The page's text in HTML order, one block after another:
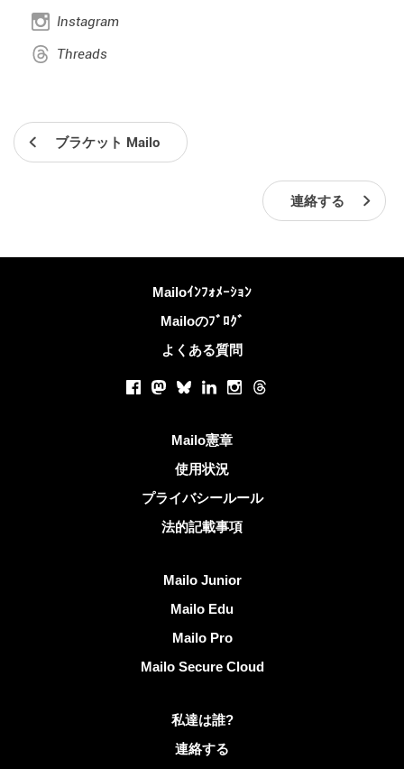
Instagram
Threads
ブラケット Mailo
連絡する
Mailoｲﾝﾌｫﾒｰｼｮﾝ
Mailoのﾌﾞﾛｸﾞ
よくある質問
Facebook
Mastodon
BlueskyLinkedInInstagram
Threads
Mailo憲章
使用状況
プライバシールール
法的記載事項
Mailo Junior
Mailo Edu
Mailo Pro
Mailo Secure Cloud
私達は誰?
連絡する